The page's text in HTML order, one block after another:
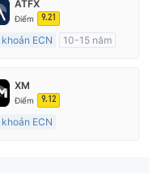
ATFX
Điểm 9.21
ECN
10-15 năm
Chính thức
XM
Điểm 9.12
ECN